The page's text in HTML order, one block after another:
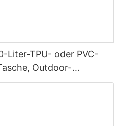
Liter-TPU- oder PVC-
Outdoor-
Wasserdichter